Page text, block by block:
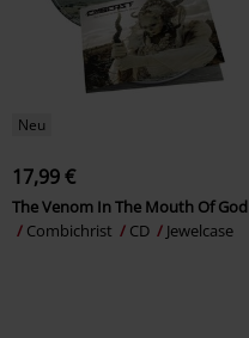
Neu
17,99 €
The Venom In The Mouth Of God
Combichrist
CD Jewelcase